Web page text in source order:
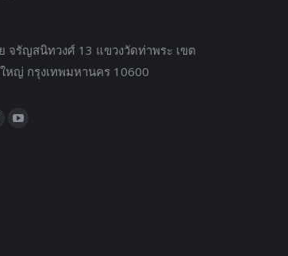
จรัญสนิทวงศ์ 13 แขวงวัดท่าพระ เขต
หญ่ กรุงเทพมหานคร 10600